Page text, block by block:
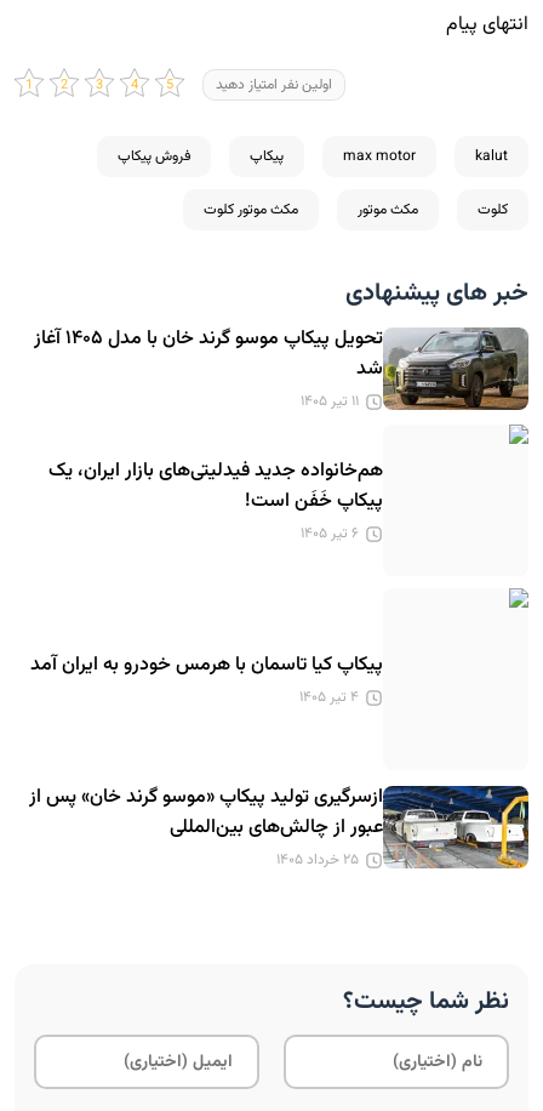
انتهای پیام
اولین نفر امتیاز دهید
kalut
max motor پیکاپ فروش پیکاپ
کلوت مکث موتور مکث موتور کلوت
خبر های پیشنهادی
تحویل پیکاپ موسو گرند خان با مدل ۱۴۰۵ آغاز
شد
۱۱ تیر ۱۴۰۵
هم‌خانواده جدید فیدلیتی‌های بازار ایران، یک
پیکاپ خَفَن است!
۶ تیر ۱۴۰۵
پیکاپ کیا تاسمان با هرمس خودرو به ایران آمد
۴ تیر ۱۴۰۵
ازسرگیری تولید پیکاپ «موسو گرند خان» پس از
عبور از چالش‌های بین‌المللی
۲۵ خرداد ۱۴۰۵
نظر شما چیست؟